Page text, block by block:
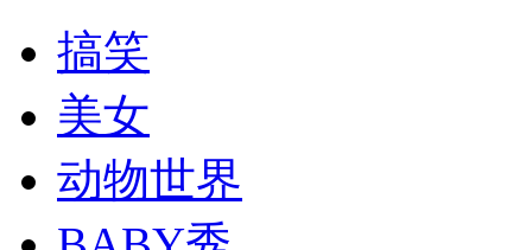
搞笑
美女
动物世界